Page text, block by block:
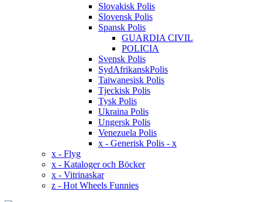
Slovakisk Polis
Slovensk Polis
Spansk Polis
GUARDIA CIVIL
POLICIA
Svensk Polis
SydAfrikanskPolis
Taiwanesisk Polis
Tjeckisk Polis
Tysk Polis
Ukraina Polis
Ungersk Polis
Venezuela Polis
x - Generisk Polis - x
x - Flyg
x - Kataloger och Böcker
x - Vitrinaskar
z - Hot Wheels Funnies